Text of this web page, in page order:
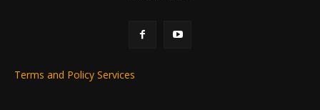
Terms and Policy Services